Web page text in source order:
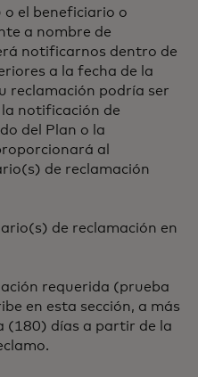
el beneficiario o
a nombre de
notificarnos dentro de
a la fecha de la
reclamación podría ser
notificación de
del Plan o la
al
de reclamación
de reclamación en
requerida (prueba
en esta sección, a más
(180) días a partir de la